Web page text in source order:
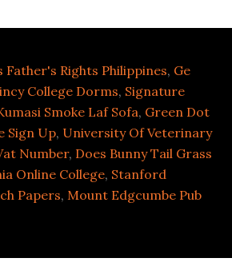
Father's Rights Philippines, Ge
College Dorms, Signature
Smoke Laf Sofa, Green Dot
Sign Up, University Of Veterinary
Number, Does Bunny Tail Grass
Online College, Stanford
Papers,Mount Edgcumbe Pub